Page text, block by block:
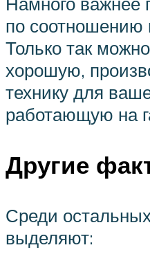
по соотношению
Только так
хорошую,
технику для
работающую на
Другие
Среди
выделяют: